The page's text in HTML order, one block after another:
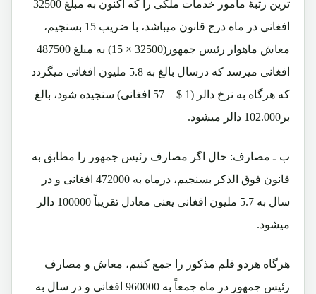
ترین رتبۀ مامور خدمات ملکی را که اکنون به مبلغ 32500
افغانی در ماه درج قانون میباشد، با ضریب 15 بسنجیم،
معاش ماهوار رئیس جمهور(32500 × 15) به مبلغ 487500
افغانی میرسد که درسال بالغ به 5.8 ملیون افغانی میگردد
که هرگاه به نرخ دالر (1 $ = 57 افغانی) سنجیده شود، بالغ
بر102.000 دالر میشود.
ب ـ مصارف: حال اگر مصارف رئیس جمهور را مطابق به
قانون فوق الذکر بسنجیم، درماه به 472000 افغانی و در
سال به 5.7 ملیون افغانی یعنی معادل تقریباً 100000 دالر
میشود.
هرگاه هردو قلم مذکور را جمع کنیم، معاش و مصارف
رئیس جمهور در ماه جمعاً به 960000 افغانی و در سال به